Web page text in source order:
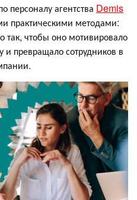
персоналу агентства Demis
практическими методами:
так, чтобы оно мотивировало
и превращало сотрудников в